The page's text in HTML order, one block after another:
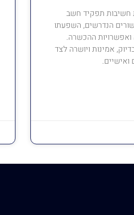
תפקיד חשב
הנדרשים, השפעתו
ההכשרה.
אמינות ויושרה לצד
ואישיים.